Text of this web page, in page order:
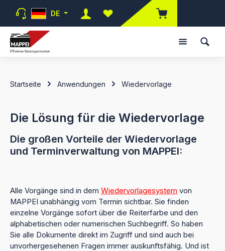
Zum Hauptinhalt springen
DE
Du hast 0 Produkte auf dem
Startseite Anwendungen Wiedervorlage
Die Lösung für die Wiedervorlage
Die großen Vorteile der Wiedervorlage
und Terminverwaltung von MAPPEI:
Alle Vorgänge sind in dem Wiedervorlagesystem von
MAPPEI unabhängig vom Termin sichtbar. Sie finden
einzelne Vorgänge sofort über die Reiterfarbe und den
alphabetischen oder numerischen Suchbegriff. So haben
Sie alle Dokumente direkt im Zugriff und sind auch bei
unvorhergesehenen Fragen immer auskunftsfähig. Und ist